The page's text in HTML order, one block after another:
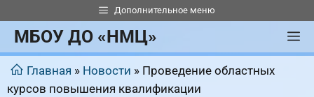
к
содержимому
Дополнительное меню
МБОУ ДО «НМЦ»
Главная » Новости » Проведение областных
курсов повышения квалификации